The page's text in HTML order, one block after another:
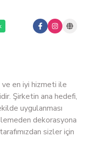
en iyi hizmeti ile
Şirketin ana hedefi,
uygulanması
dekorasyona
sizler için